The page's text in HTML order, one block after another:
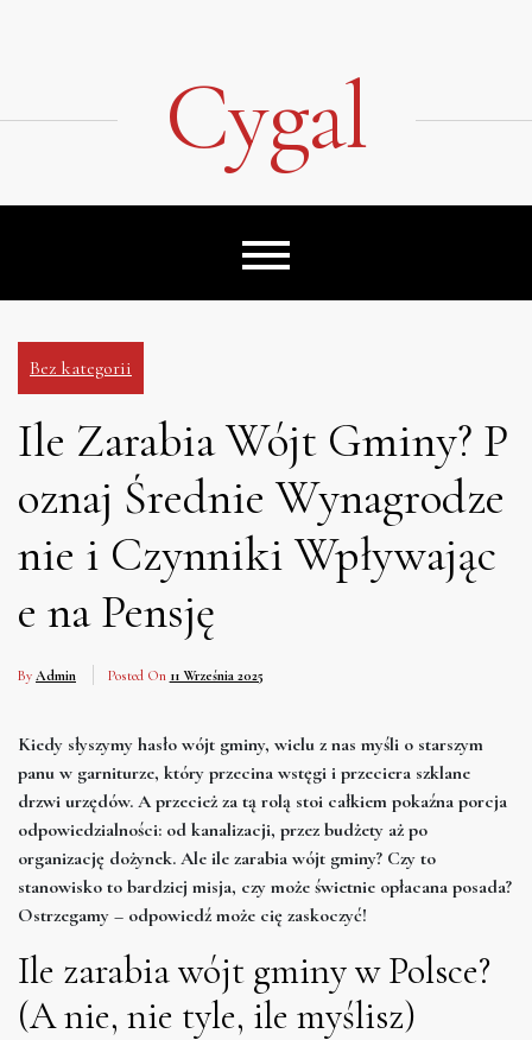
Cygal
Bez kategorii
Ile Zarabia Wójt Gminy? P
oznaj Średnie Wynagrodze
nie i Czynniki Wpływając
e na Pensję
By Admin Posted On 11 Września 2025
Kiedy słyszymy hasło wójt gminy, wielu z nas myśli o starszym
panu w garniturze, który przecina wstęgi i przeciera szklane
drzwi urzędów. A przecież za tą rolą stoi całkiem pokaźna porcja
odpowiedzialności: od kanalizacji, przez budżety aż po
organizację dożynek. Ale ile zarabia wójt gminy? Czy to
stanowisko to bardziej misja, czy może świetnie opłacana posada?
Ostrzegamy – odpowiedź może cię zaskoczyć!
Ile zarabia wójt gminy w Polsce?
(A nie, nie tyle, ile myślisz)